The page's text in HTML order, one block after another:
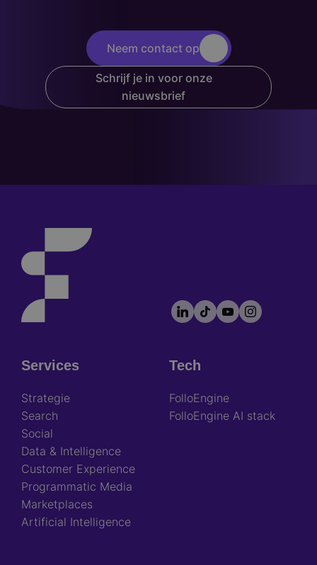
Neem contact op
Schrijf je in voor onze
nieuwsbrief
Footer
socials
LinkedIn
TikTokYouTubeInstagram
Footer
Services
Strategie
Search
Social
Data & Intelligence
Customer Experience
Programmatic Media
Marketplaces
Artificial Intelligence
Tech
FolloEngine
FolloEngine AI stack